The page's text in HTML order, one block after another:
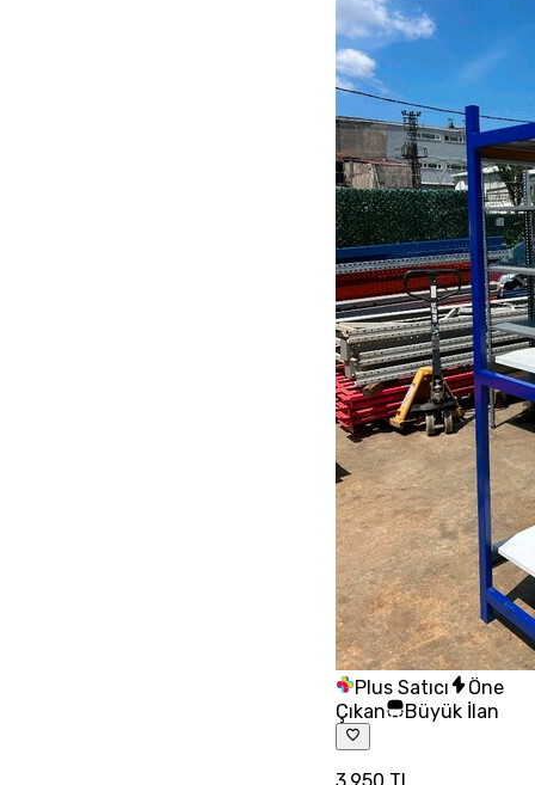
Plus Satıcı
Öne
Çıkan
Büyük İlan
3.950 TL